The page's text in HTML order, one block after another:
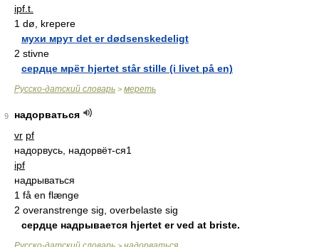
ipf.t.
1 dø, krepere
мухи мрут det er dødsenskedeligt
2 stivne
сердце мрёт hjertet står stille (i livet på en)
Русско-датский словарь > мереть
9
надорваться
vr pf
надорвусь, надорвёт-ся1
ipf
надрываться
1 få en flænge
2 overanstrenge sig, overbelaste sig
сердце надрывается hjertet er ved at briste.